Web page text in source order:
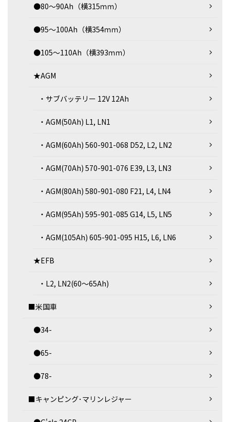
●80～90Ah（横315ｍｍ）
●95～100Ah（横354ｍｍ）
●105～110Ah（横393ｍｍ）
★AGM
・サブバッテリー 12V 12Ah
・AGM(50Ah) L1, LN1
・AGM(60Ah) 560-901-068 D52, L2, LN2
・AGM(70Ah) 570-901-076 E39, L3, LN3
・AGM(80Ah) 580-901-080 F21, L4, LN4
・AGM(95Ah) 595-901-085 G14, L5, LN5
・AGM(105Ah) 605-901-095 H15, L6, LN6
★EFB
・L2, LN2(60～65Ah)
■米国車
●34-
●65-
●78-
■キャンピング･マリンレジャー